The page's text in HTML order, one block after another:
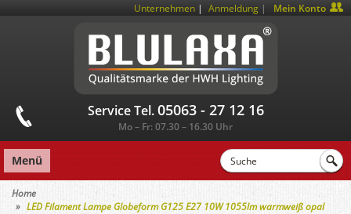
Unternehmen Anmeldung |
Mein Konto
Service Tel. 05063 - 27 12 16
Mo – Fr: 07.30 – 16.30 Uhr
Menü
Home
LED Filament Lampe Globeform G125 E27 10W 1055lm warmweiß opal